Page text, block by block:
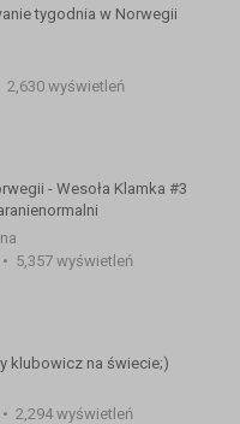
tygodnia w Norwegii
2,630 wyświetleń
- Wesoła Klamka #3
• 5,357 wyświetleń
klubowicz na świecie;)
• 2,294 wyświetleń